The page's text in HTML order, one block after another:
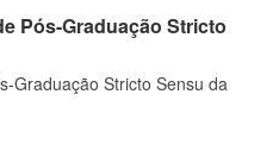
Pós-Graduação Stricto
Graduação Stricto Sensu da